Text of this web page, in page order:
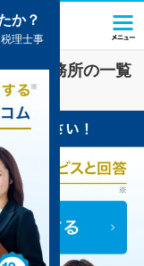
め事務所の一覧
か？
理士事